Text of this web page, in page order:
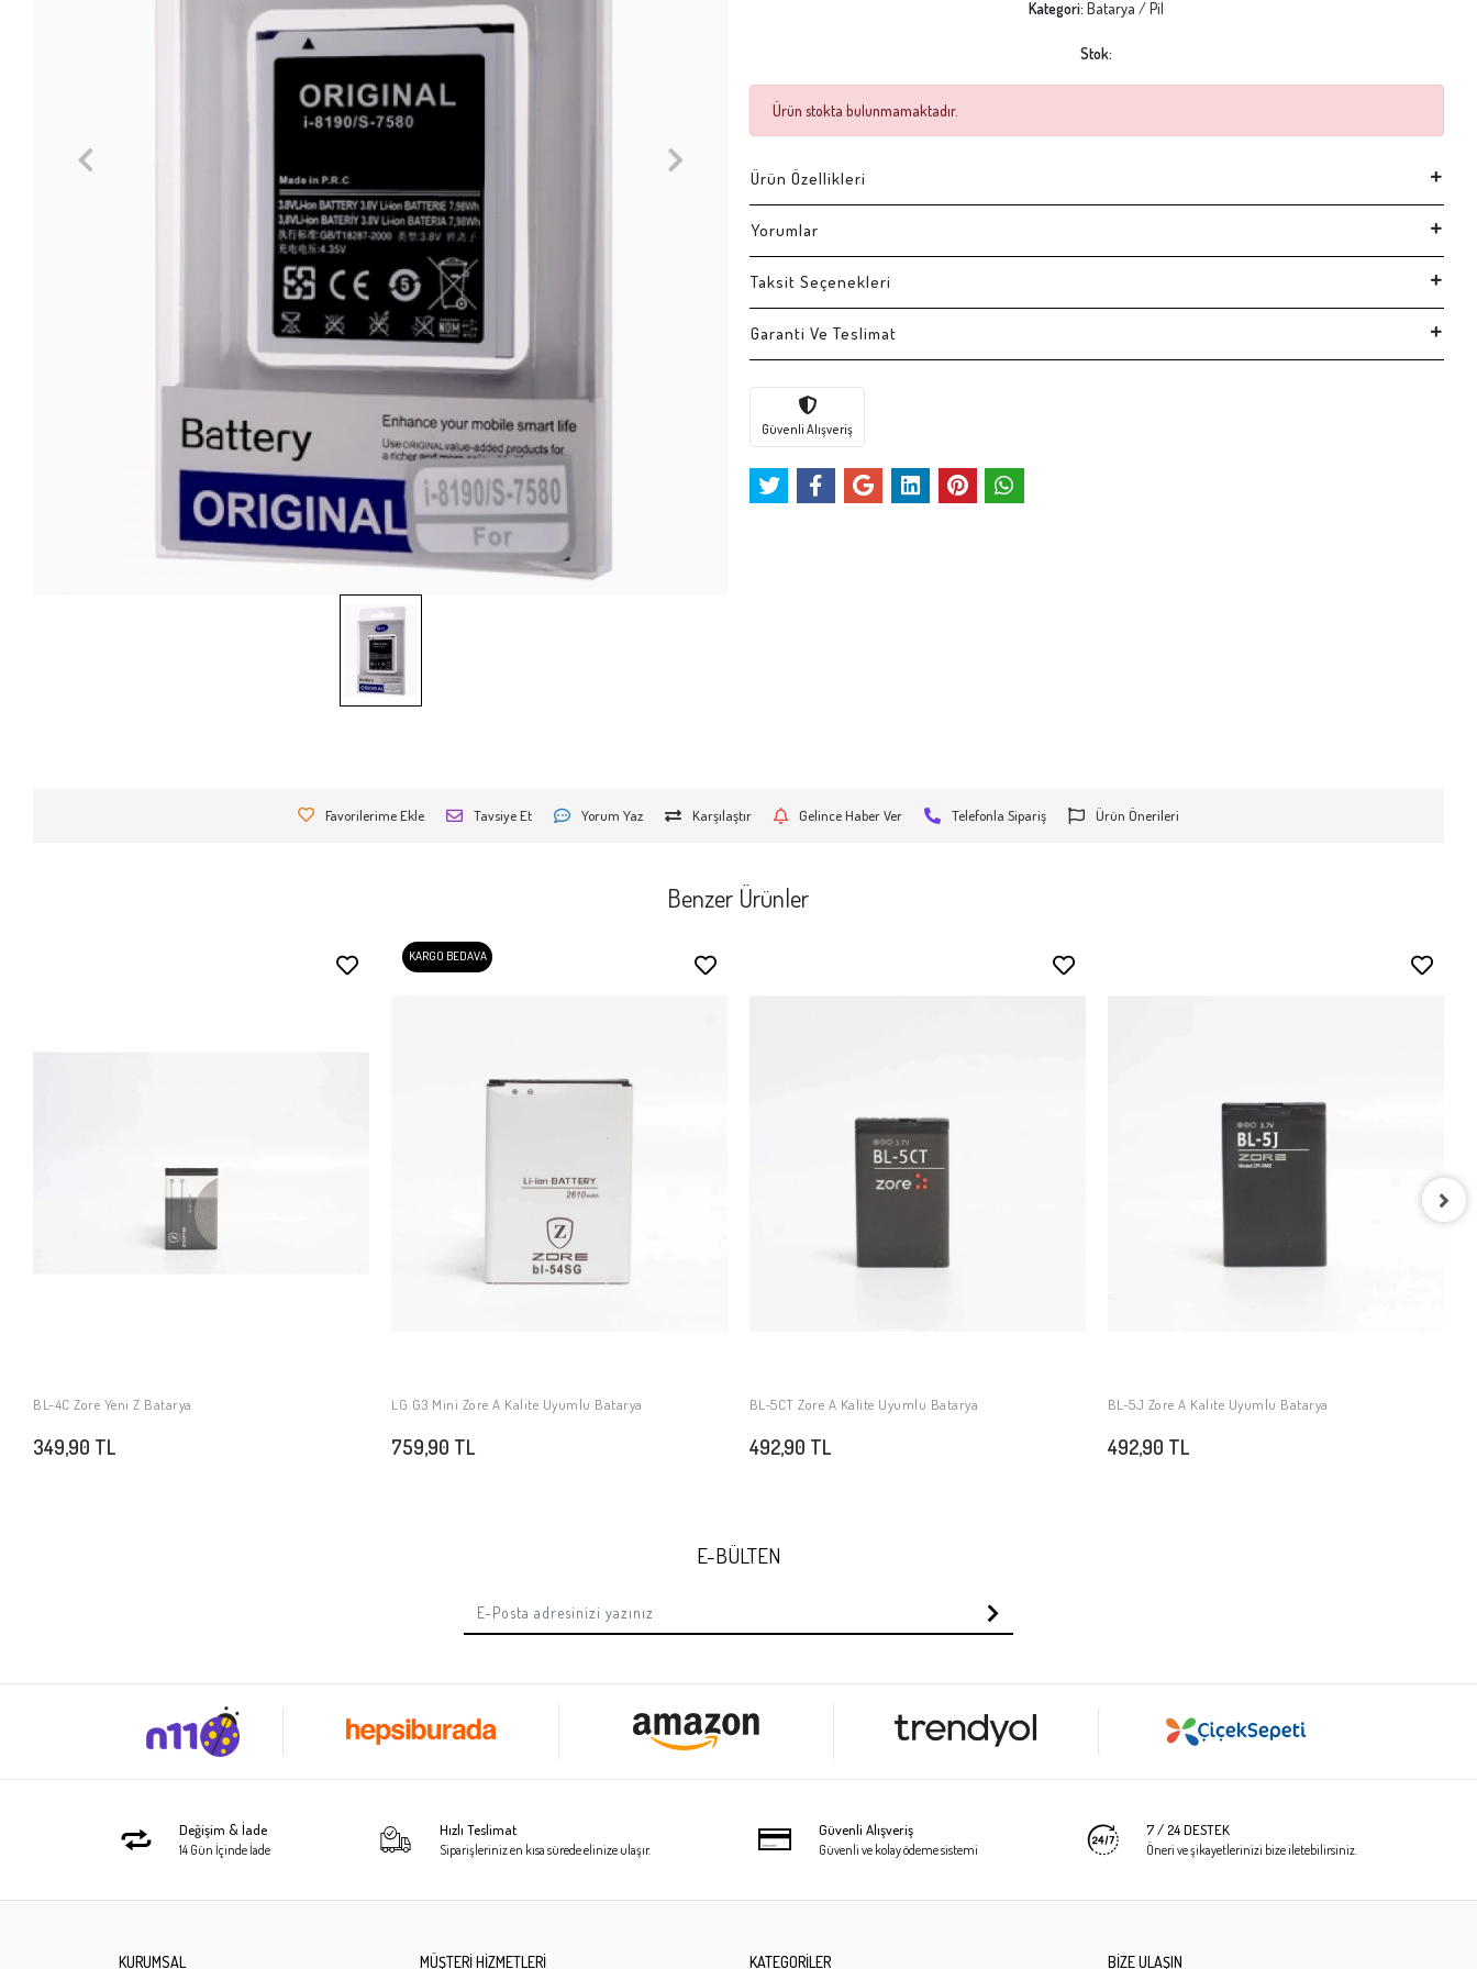
Kategori:Batarya / Pil
Stok:
Ürün stokta bulunmamaktadır.
Ürün Özellikleri
Yorumlar
Taksit Seçenekleri
Garanti Ve Teslimat
Güvenli Alışveriş
Favorilerime Ekle Tavsiye Et Yorum Yaz Karşılaştır Gelince Haber Ver Telefonla Sipariş Ürün Önerileri
Benzer Ürünler
SEPETE EKLE
BL-4C Zore Yeni Z Batarya
349,90 TL
KARGO BEDAVA
SEPETE EKLE
LG G3 Mini Zore A Kalite Uyumlu Batarya
759,90 TL
SEPETE EKLE
BL-5CT Zore A Kalite Uyumlu Batarya
492,90 TL
SEPETE EKLE
BL-5J Zore A Kalite Uyumlu Batarya
492,90 TL
E-BÜLTEN
Değişim & İade
14 Gün İçinde İade
Hızlı Teslimat
Siparişleriniz en kısa sürede elinize ulaşır.
Güvenli Alışveriş
Güvenli ve kolay ödeme sistemi
7 / 24 DESTEK
Öneri ve şikayetlerinizi bize iletebilirsiniz.
KURUMSAL MÜŞTERİ HİZMETLERİ KATEGORİLER BİZE ULAŞIN